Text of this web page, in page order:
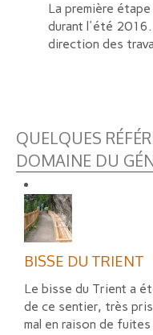
La première
durant l'été 2016.
direction des
QUELQUES
DOMAINE DU
BISSE DU TRIENT
Le bisse du Trient a
de ce sentier, très
mal en raison de fuites